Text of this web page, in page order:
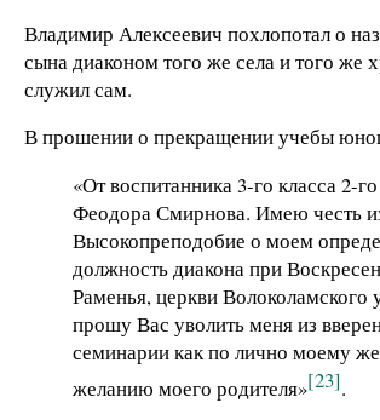
Владимир Алексеевич похлопотал о
сына диаконом того же села и того же
служил сам.
В прошении о прекращении учебы
«От воспитанника 3-го класса 2-
Феодора Смирнова. Имею честь
Высокопреподобие о моем
должность диакона при
Раменья, церкви Волоколамского
прошу Вас уволить меня из
семинарии как по лично моему
желанию моего родителя»[23].